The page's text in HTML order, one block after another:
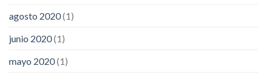
agosto 2020(1)
junio 2020(1)
mayo 2020(1)